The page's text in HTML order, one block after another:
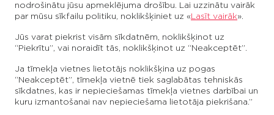
Vēsture
Kvalitātes vadība
Betona piegāde
Betona sūknēšana
RAŽOŠANA
SPECIĀLĀ TEHNIKA
VAKANCES
Betona sūknēšana
Mūsu tehniskās iekārtas ļauj nodrošināt betona
piegādi un pārsūknēšanu Jūsu objektā. Šim
nolūkam mūsu transporta parkā ir pieejami 3
nodrošinātu jūsu apmeklējuma drošību. Lai uzzinātu vairāk
par mūsu sīkfailu politiku, noklikšķiniet uz «Lasīt vairāk».
Jūs varat piekrist visām sīkdatnēm, noklikšķinot uz
“Piekrītu”, vai noraidīt tās, noklikšķinot uz “Neakceptēt”.
Ja tīmekļa vietnes lietotājs noklikšķina uz pogas
“Neakceptēt”, tīmekļa vietnē tiek saglabātas tehniskās
sīkdatnes, kas ir nepieciešamas tīmekļa vietnes darbībai un
kuru izmantošanai nav nepieciešama lietotāja piekrišana.”